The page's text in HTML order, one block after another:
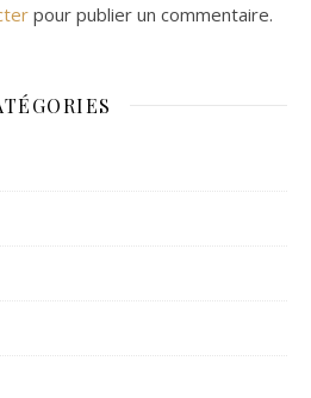
pour publier un commentaire.